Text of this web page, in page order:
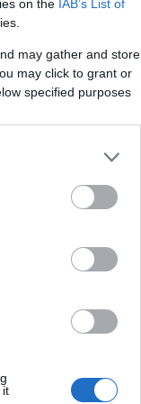
on the IAB’s List of
may gather and store
may click to grant or
specified purposes
it
– γυναικών) στον
2024, 10:26 πμ